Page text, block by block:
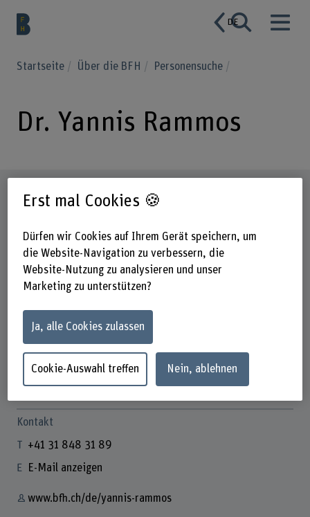
DE
Startseite Über die BFH Personensuche
Dr. Yannis Rammos
Steckbrief
Dr. Yannis Rammos
Associated Researcher
Kontakt
+41 31 848 31 89
E-Mail anzeigen
www.bfh.ch/de/yannis-rammos
Erst mal Cookies 🍪
Dürfen wir Cookies auf Ihrem Gerät speichern, um
die Website-Navigation zu verbessern, die
Website-Nutzung zu analysieren und unser
Marketing zu unterstützen?
Ja, alle Cookies zulassen
Cookie-Auswahl treffen Nein, ablehnen